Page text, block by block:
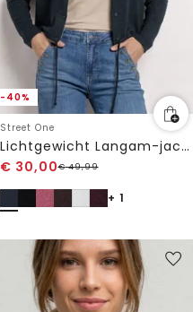
-40%
Street One
Lichtgewicht Langam-jack in linnenlook
€ 30,00€49,99
+ 1